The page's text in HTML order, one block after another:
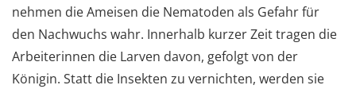
nehmen die Ameisen die Nematoden als Gefahr für
den Nachwuchs wahr. Innerhalb kurzer Zeit tragen die
Arbeiterinnen die Larven davon, gefolgt von der
Königin. Statt die Insekten zu vernichten, werden sie